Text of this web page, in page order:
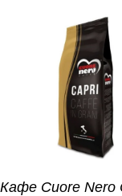
Кафе Cuore Nero